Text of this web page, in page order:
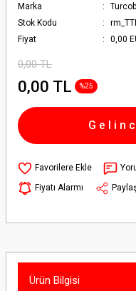
Marka
Stok Kodu
Fiyat
0,00
0,00 TL
0,00 TL %25
Fiyatı Alarmı
Ürün Bilgisi